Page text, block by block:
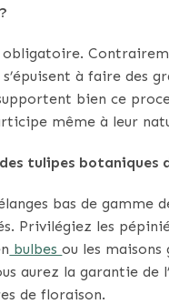
obligatoire.
à faire des
bien ce
même à leur
tulipes botaniques
bas de gamme
Privilégiez les
bulbesou les
aurez la garantie de
de floraison.